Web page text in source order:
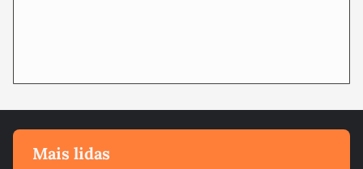
Mais lidas